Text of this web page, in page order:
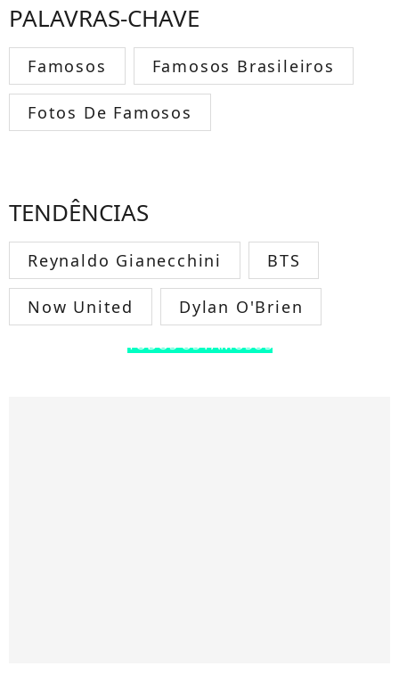
PALAVRAS-CHAVE
Famosos Famosos Brasileiros
Fotos De Famosos
TENDÊNCIAS
Reynaldo Gianecchini BTS
Now United Dylan O'Brien
TODOS OS FAMOSOS